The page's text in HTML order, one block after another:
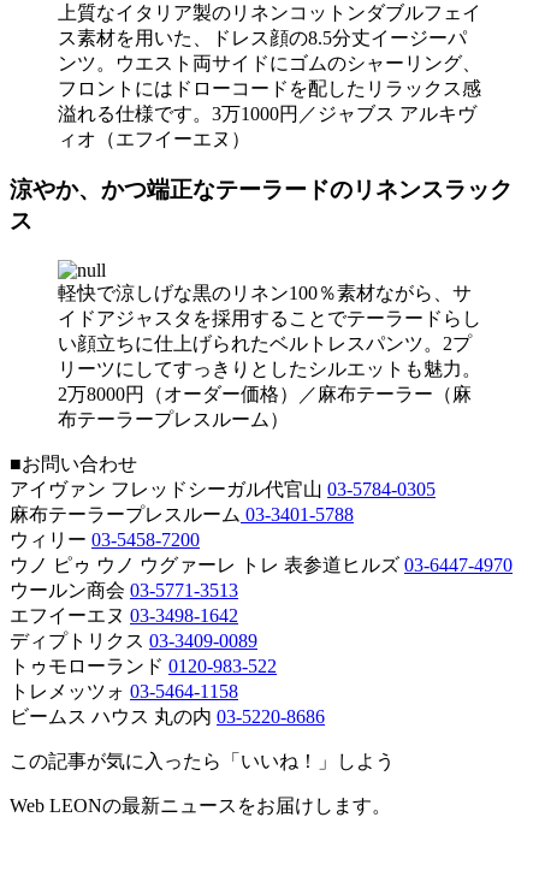
上質なイタリア製のリネンコットンダブルフェイ
ス素材を用いた、ドレス顔の8.5分丈イージーパ
ンツ。ウエスト両サイドにゴムのシャーリング、
フロントにはドローコードを配したリラックス感
溢れる仕様です。3万1000円／ジャブス アルキヴ
ィオ（エフイーエヌ）
涼やか、かつ端正なテーラードのリネンスラック
ス
軽快で涼しげな黒のリネン100％素材ながら、サ
イドアジャスタを採用することでテーラードらし
い顔立ちに仕上げられたベルトレスパンツ。2プ
リーツにしてすっきりとしたシルエットも魅力。
2万8000円（オーダー価格）／麻布テーラー（麻
布テーラープレスルーム）
■お問い合わせ
アイヴァン フレッドシーガル代官山 03-5784-0305
麻布テーラープレスルーム 03-3401-5788
ウィリー 03-5458-7200
ウノ ピゥ ウノ ウグァーレ トレ 表参道ヒルズ 03-6447-4970
ウールン商会 03-5771-3513
エフイーエヌ 03-3498-1642
ディプトリクス 03-3409-0089
トゥモローランド 0120-983-522
トレメッツォ 03-5464-1158
ビームス ハウス 丸の内 03-5220-8686
この記事が気に入ったら「いいね！」しよう
Web LEONの最新ニュースをお届けします。